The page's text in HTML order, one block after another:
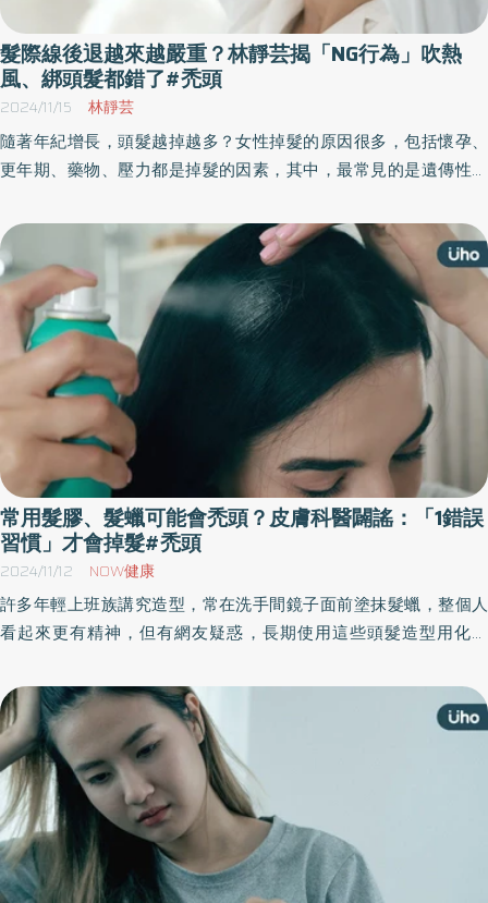
髮際線後退越來越嚴重？林靜芸揭「NG行為」吹熱
風、綁頭髮都錯了#禿頭
2024/11/15 林靜芸
隨著年紀增長，頭髮越掉越多？女性掉髮的原因很多，包括懷孕、
更年期、藥物、壓力都是掉髮的因素，其中，最常見的是遺傳性女
特摘整形外科名醫林靜芸所撰此篇，分享女性掉髮的原因、症狀與
日常照護，若有掉髮問題應該儘早尋求專業諮詢。
常用髮膠、髮蠟可能會禿頭？皮膚科醫闢謠：「1錯誤
習慣」才會掉髮#禿頭
2024/11/12 NOW健康
許多年輕上班族講究造型，常在洗手間鏡子面前塗抹髮蠟，整個人
看起來更有精神，但有網友疑惑，長期使用這些頭髮造型用化妝
品的用法，皮膚科醫師趙昭明表示，使用髮蠟、髮膠與禿頭無關，
但如果長期不當使用，或未能徹底清潔，確實可能引發接觸性皮膚
炎、毛囊阻塞，造成毛髮稀疏。